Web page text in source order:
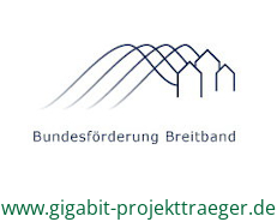
www.gigabit-projekttraeger.de